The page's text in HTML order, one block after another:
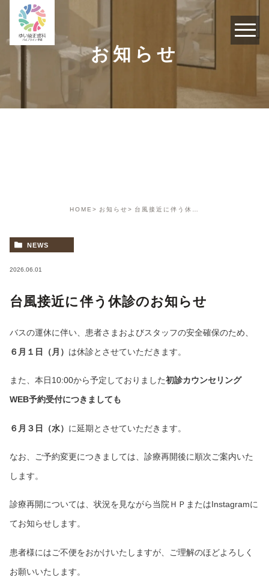
お知らせ
HOME お知らせ 台風接近に伴う休診のお知らせ
NEWS
2026.06.01
台風接近に伴う休診のお知らせ
バスの運休に伴い、患者さまおよびスタッフの安全確保のため、
６月１日（月） は休診とさせていただきます。
また、本日10:00から予定しておりました初診カウンセリング
WEB予約受付につきましても
６月３日（水） に延期とさせていただきます。
なお、ご予約変更につきましては、診療再開後に順次ご案内いた
します。
診療再開については、状況を見ながら当院ＨＰまたはInstagramに
てお知らせします。
患者様にはご不便をおかけいたしますが、ご理解のほどよろしく
お願いいたします。